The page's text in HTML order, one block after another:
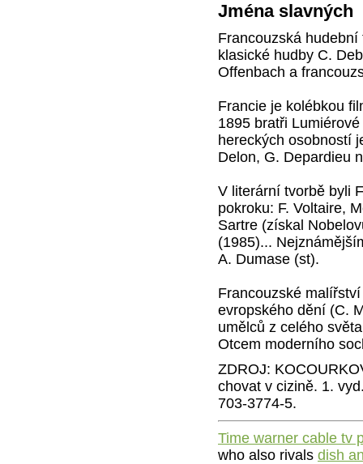
Jména slavných
Francouzská
klasické hudby C.
Offenbach a
Francie je kolébkou
1895 bratři
hereckých osobností
Delon, G. Depardieu
V literární tvorbě byli
pokroku: F. Voltaire,
Sartre (získal
(1985)...
A. Dumase (st).
Francouzské
evropského dění (C.
umělců z celého
Otcem moderního
ZDROJ:
chovat v cizině. 1.
703-3774-5.
Time warner cable tv
who also rivals dish